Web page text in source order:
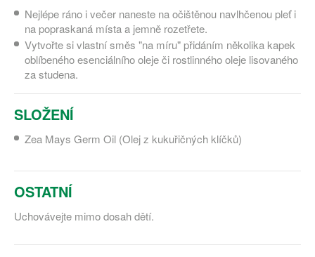
Nejlépe ráno i večer naneste na očištěnou navlhčenou pleť i
na popraskaná místa a jemně rozetřete.
Vytvořte si vlastní směs "na míru" přidáním několika kapek
oblíbeného esenciálního oleje či rostlinného oleje lisovaného
za studena.
SLOŽENÍ
Zea Mays Germ Oil (Olej z kukuřičných klíčků)
OSTATNÍ
Uchovávejte mimo dosah dětí.